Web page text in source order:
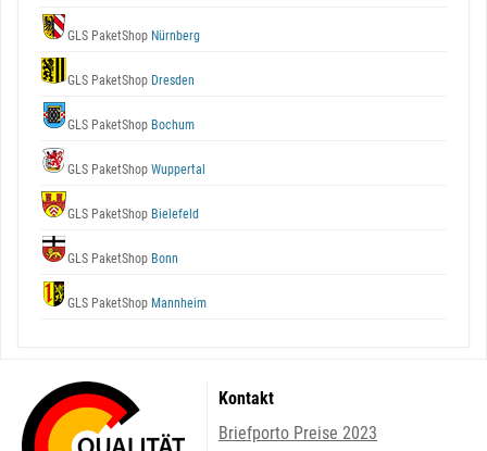
GLS PaketShop Nürnberg
GLS PaketShop Dresden
GLS PaketShop Bochum
GLS PaketShop Wuppertal
GLS PaketShop Bielefeld
GLS PaketShop Bonn
GLS PaketShop Mannheim
Kontakt
Briefporto Preise 2023